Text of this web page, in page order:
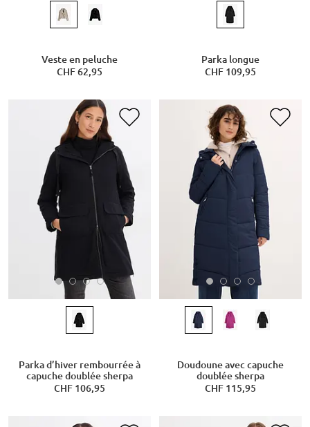
Veste en peluche
CHF 62,95
Parka longue
CHF 109,95
Parka d’hiver rembourrée à
capuche doublée sherpa
CHF 106,95
Doudoune avec capuche
doublée sherpa
CHF 115,95